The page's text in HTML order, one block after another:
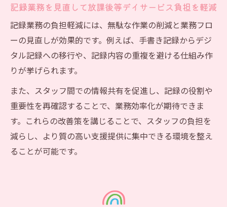
記録業務を見直して放課後等デイサービス負担を軽減
記録業務の負担軽減には、無駄な作業の削減と業務フロ
ーの見直しが効果的です。例えば、手書き記録からデジ
タル記録への移行や、記録内容の重複を避ける仕組み作
りが挙げられます。
また、スタッフ間での情報共有を促進し、記録の役割や
重要性を再確認することで、業務効率化が期待できま
す。これらの改善策を講じることで、スタッフの負担を
減らし、より質の高い支援提供に集中できる環境を整え
ることが可能です。